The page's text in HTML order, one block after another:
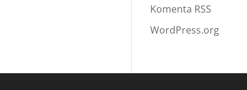
Komenta RSS
WordPress.org